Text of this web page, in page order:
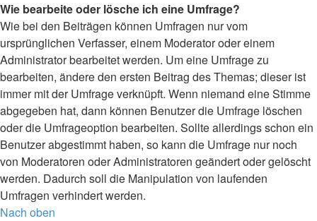
Wie bearbeite oder lösche ich eine Umfrage?
Wie bei den Beiträgen können Umfragen nur vom
ursprünglichen Verfasser, einem Moderator oder einem
Administrator bearbeitet werden. Um eine Umfrage zu
bearbeiten, ändere den ersten Beitrag des Themas; dieser ist
immer mit der Umfrage verknüpft. Wenn niemand eine Stimme
abgegeben hat, dann können Benutzer die Umfrage löschen
oder die Umfrageoption bearbeiten. Sollte allerdings schon ein
Benutzer abgestimmt haben, so kann die Umfrage nur noch
von Moderatoren oder Administratoren geändert oder gelöscht
werden. Dadurch soll die Manipulation von laufenden
Umfragen verhindert werden.
Nach oben